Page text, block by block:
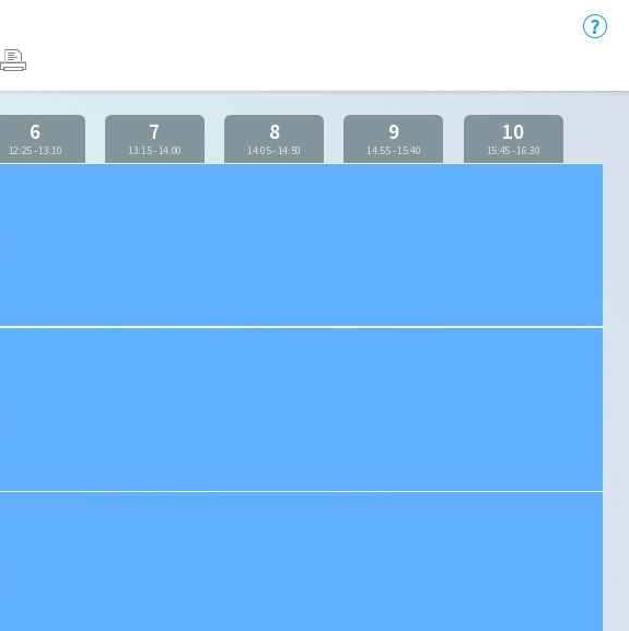
6
12:25-13:10
7
13:15-14:00
8
14:05-14:50
9
14:55-15:40
10
15:45-16:30